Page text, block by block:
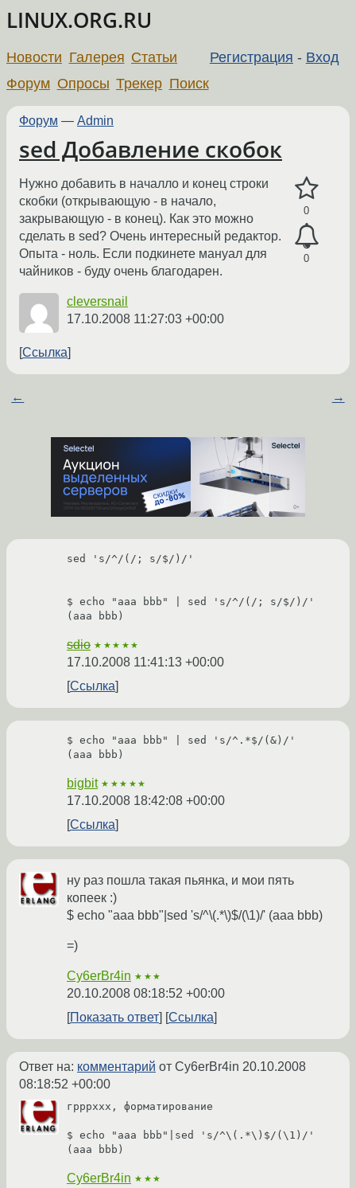
LINUX.ORG.RU
Регистрация - Вход
Новости Галерея Статьи
Форум Опросы Трекер Поиск
Форум — Admin
sed Добавление скобок
0
0
Нужно добавить в началло и конец строки
скобки (открывающую - в начало,
закрывающую - в конец). Как это можно
сделать в sed? Очень интересный редактор.
Опыта - ноль. Если подкинете мануал для
чайников - буду очень благодарен.
cleversnail
17.10.2008 11:27:03 +00:00
Ссылка
← →
sed 's/^/(/; s/$/)/'
$ echo "aaa bbb" | sed 's/^/(/; s/$/)/'
sdio ★★★★★
17.10.2008 11:41:13 +00:00
Ссылка
$ echo "aaa bbb" | sed 's/^.*$/(&)/'
(aaa bbb)
bigbit ★★★★★
17.10.2008 18:42:08 +00:00
Ссылка
ну раз пошла такая пьянка, и мои пять
копеек :)
$ echo "aaa bbb"|sed 's/^\(.*\)$/(\1)/' (aaa bbb)
=)
Cy6erBr4in ★★★
20.10.2008 08:18:52 +00:00
Показать ответ
Ссылка
Ответ на: комментарий от Cy6erBr4in 20.10.2008
08:18:52 +00:00
грррххх, форматирование
$ echo "aaa bbb"|sed 's/^\(.*\)$/(\1)/'
(aaa bbb)
Cy6erBr4in ★★★